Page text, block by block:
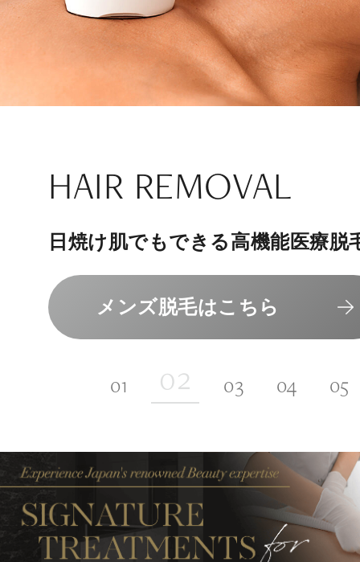
上質な美容医療サービスを提供し
人気メニューはこちら
HAIR REMOVAL
日焼け肌でもできる高機能医療脱
メンズ脱毛はこちら
組めるスキンケアトライアル
スキンケアトライアルはこ
PHILOSOPHY
“男性”特化の美容
コンセプトはこちら
内側から若々しく健康な身体へ
エクソソーム療法はこちら
NAD+点滴はこちら
INVITATION
メンバーシップを、最高のギフト
メンバーシップのご案内